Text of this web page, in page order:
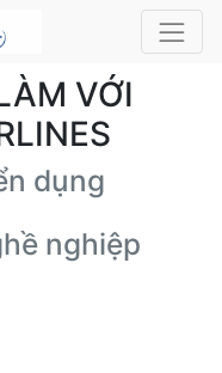
VỚI
dụng
nghiệp